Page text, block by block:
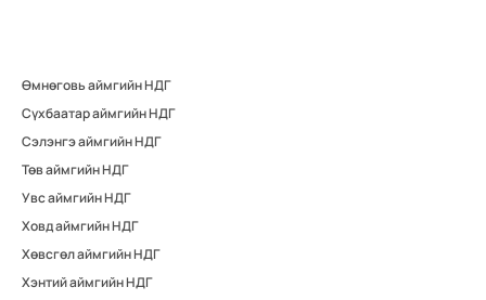
Өмнөговь аймгийн НДГ
Сүхбаатар аймгийн НДГ
Сэлэнгэ аймгийн НДГ
Төв аймгийн НДГ
Увс аймгийн НДГ
Ховд аймгийн НДГ
Хөвсгөл аймгийн НДГ
Хэнтий аймгийн НДГ